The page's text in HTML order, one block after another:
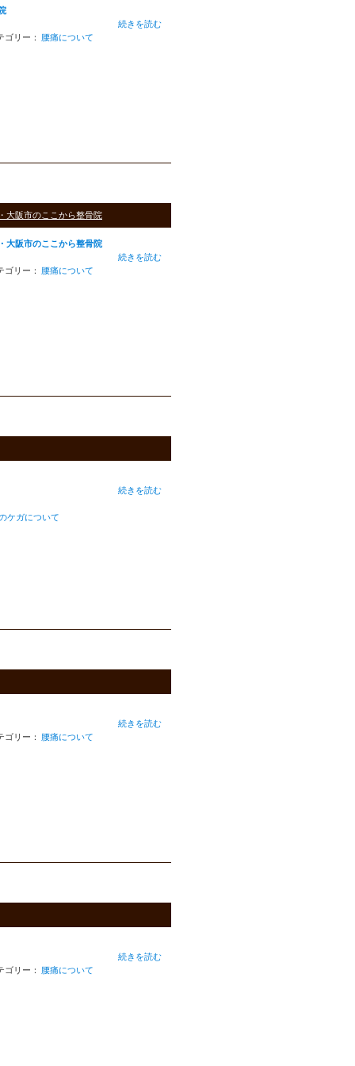
続きを読む
ゴリー：
腰痛について
大阪市のここから整骨院
大阪市のここから整骨院
続きを読む
ゴリー：
腰痛について
続きを読む
ケガについて
続きを読む
ゴリー：
腰痛について
続きを読む
ゴリー：
腰痛について